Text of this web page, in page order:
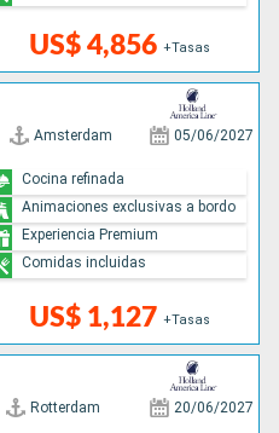
US$ 4,856 +Tasas
Amsterdam 05/06/2027
US$ 1,127 +Tasas
Cocina refinada
Animaciones exclusivas a bordo
Experiencia Premium
Comidas incluidas
Rotterdam 20/06/2027